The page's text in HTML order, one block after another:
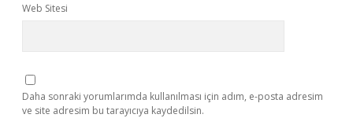
Web Sitesi
Daha sonraki yorumlarımda kullanılması için adım, e-posta adresim
ve site adresim bu tarayıcıya kaydedilsin.